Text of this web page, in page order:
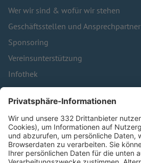
Wer wir sind & wofür wir stehen
Geschäftsstellen und Ansprechpartner
Sponsoring
Vereinsunterstützung
Infothek
Kontakt
HÄUFIG BESUCHTE SEITEN
Pässe und Vereinswechsel
Trainerausbildung